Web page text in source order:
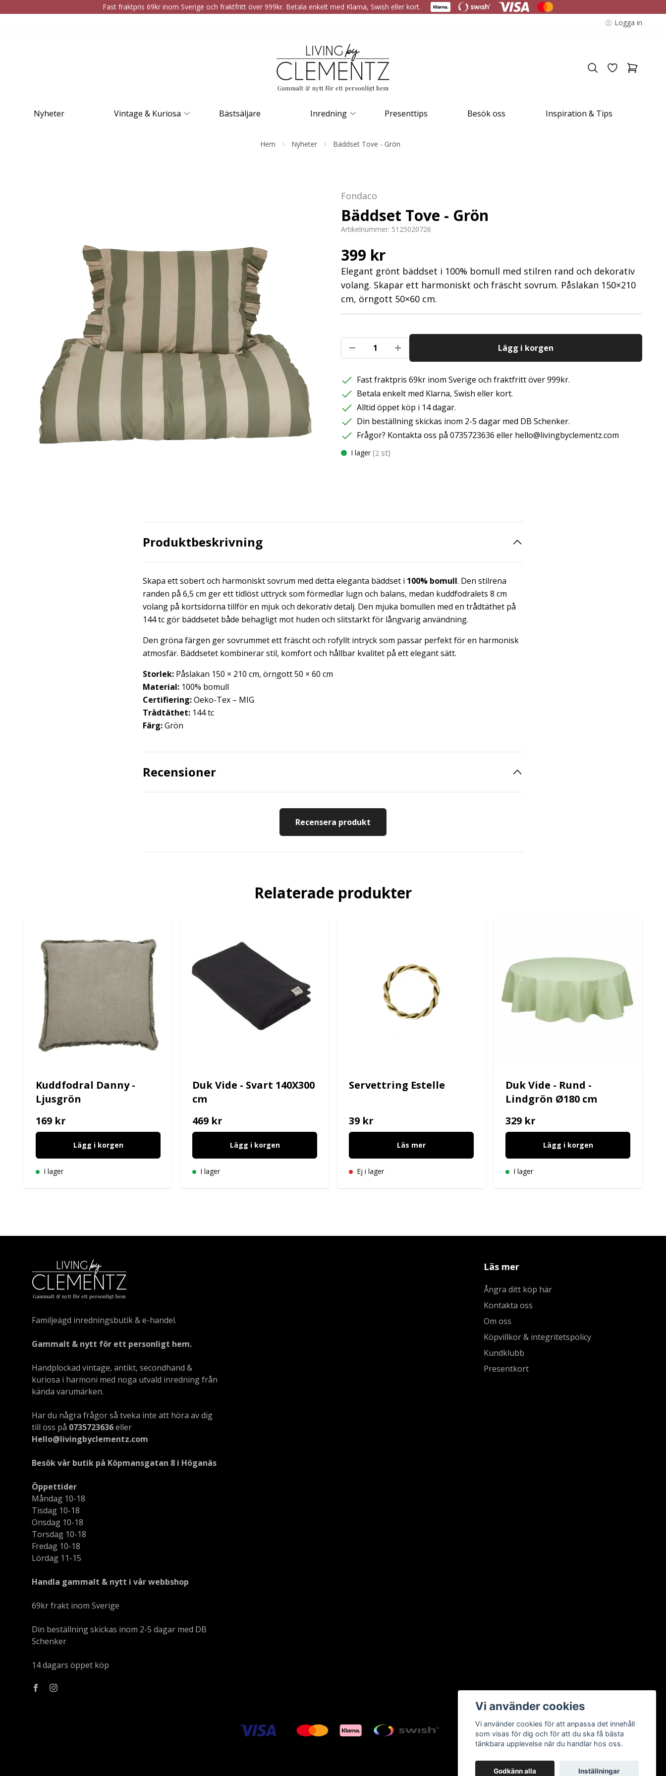
Fast fraktpris 69kr inom Sverige och fraktfritt över 999kr. Betala enkelt med Klarna, Swish eller kort.
Logga in
Nyheter Vintage & Kuriosa Bästsäljare Inredning Presenttips Besök oss Inspiration & Tips
Hem Nyheter Bäddset Tove - Grön
Fondaco
Bäddset Tove - Grön
Artikelnummer: 5125020726
399 kr
Elegant grönt bäddset i 100% bomull med stilren rand och dekorativ
volang. Skapar ett harmoniskt och fräscht sovrum. Påslakan 150×210
cm, örngott 50×60 cm.
Lägg i korgen
Fast fraktpris 69kr inom Sverige och fraktfritt över 999kr.
Betala enkelt med Klarna, Swish eller kort.
Alltid öppet köp i 14 dagar.
Din beställning skickas inom 2-5 dagar med DB Schenker.
Frågor? Kontakta oss på 0735723636 eller hello@livingbyclementz.com
I lager (2 st)
Produktbeskrivning
Skapa ett sobert och harmoniskt sovrum med detta eleganta bäddset i 100% bomull. Den stilrena
randen på 6,5 cm ger ett tidlöst uttryck som förmedlar lugn och balans, medan kuddfodralets 8 cm
volang på kortsidorna tillför en mjuk och dekorativ detalj. Den mjuka bomullen med en trådtäthet på
144 tc gör bäddsetet både behagligt mot huden och slitstarkt för långvarig användning.
Den gröna färgen ger sovrummet ett fräscht och rofyllt intryck som passar perfekt för en harmonisk
atmosfär. Bäddsetet kombinerar stil, komfort och hållbar kvalitet på ett elegant sätt.
Storlek: Påslakan 150 × 210 cm, örngott 50 × 60 cm
Material: 100% bomull
Certifiering:Oeko-Tex – MIG
Trådtäthet: 144 tc
Färg:Grön
Recensioner
Recensera produkt
Relaterade produkter
Kuddfodral Danny -
Ljusgrön
169 kr
Lägg i korgen
I lager
Duk Vide - Svart 140X300
cm
469 kr
Lägg i korgen
I lager
Servettring Estelle
39 kr
Läs mer
Ej i lager
Duk Vide - Rund -
Lindgrön Ø180 cm
329 kr
Lägg i korgen
I lager
Familjeägd inredningsbutik & e-handel.
Gammalt & nytt för ett personligt hem.
Handplockad vintage, antikt, secondhand &
kuriosa i harmoni med noga utvald inredning från
kända varumärken.
Har du några frågor så tveka inte att höra av dig
till oss på 0735723636eller
Hello@livingbyclementz.com
Besök vår butik på Köpmansgatan 8 i Höganäs
Öppettider
Måndag 10-18
Tisdag 10-18
Onsdag 10-18
Torsdag 10-18
Fredag 10-18
Lördag 11-15
Handla gammalt & nytt i vår webbshop
69kr frakt inom Sverige
Din beställning skickas inom 2-5 dagar med DB
Schenker
14 dagars öppet köp
Läs mer
Ångra ditt köp här
Kontakta oss
Om oss
Köpvillkor & integritetspolicy
Kundklubb
Presentkort
Vi använder cookies
Vi använder cookies för att anpassa det innehåll
som visas för dig och för att du ska få bästa
tänkbara upplevelse när du handlar hos oss.
Godkänn alla Inställningar